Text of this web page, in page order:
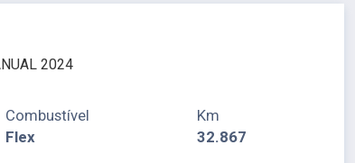
2024
Combustível
Flex
Km
32.867